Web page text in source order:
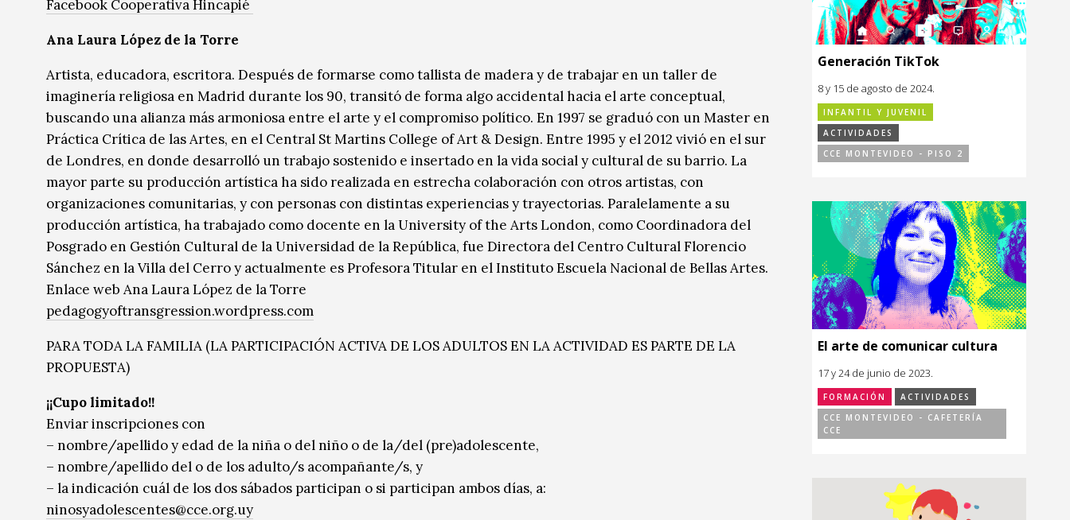
Facebook Cooperativa Hincapié
Ana Laura López de la Torre
Artista, educadora, escritora. Después de formarse como tallista de madera y de trabajar en un taller de
imaginería religiosa en Madrid durante los 90, transitó de forma algo accidental hacia el arte conceptual,
buscando una alianza más armoniosa entre el arte y el compromiso político. En 1997 se graduó con un Master en
Práctica Crítica de las Artes, en el Central St Martins College of Art & Design. Entre 1995 y el 2012 vivió en el sur
de Londres, en donde desarrolló un trabajo sostenido e insertado en la vida social y cultural de su barrio. La
mayor parte su producción artística ha sido realizada en estrecha colaboración con otros artistas, con
organizaciones comunitarias, y con personas con distintas experiencias y trayectorias. Paralelamente a su
producción artística, ha trabajado como docente en la University of the Arts London, como Coordinadora del
Posgrado en Gestión Cultural de la Universidad de la República, fue Directora del Centro Cultural Florencio
Sánchez en la Villa del Cerro y actualmente es Profesora Titular en el Instituto Escuela Nacional de Bellas Artes.
Enlace web Ana Laura López de la Torre
pedagogyoftransgression.wordpress.com
PARA TODA LA FAMILIA (LA PARTICIPACIÓN ACTIVA DE LOS ADULTOS EN LA ACTIVIDAD ES PARTE DE LA
PROPUESTA)
¡¡Cupo limitado!!
Enviar inscripciones con
– nombre/apellido y edad de la niña o del niño o de la/del (pre)adolescente,
– nombre/apellido del o de los adulto/s acompañante/s, y
– la indicación cuál de los dos sábados participan o si participan ambos días, a:
ninosyadolescentes@cce.org.uy
Generación TikTok
8 y 15 de agosto de 2024.
INFANTIL Y JUVENIL
ACTIVIDADES
CCE MONTEVIDEO - PISO 2
El arte de comunicar cultura
17 y 24 de junio de 2023.
FORMACIÓN
ACTIVIDADES
CCE MONTEVIDEO - CAFETERÍA
CCE